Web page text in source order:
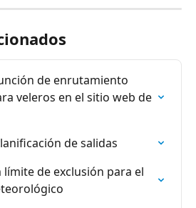
de enrutamiento
veleros en el sitio web de
de salidas
de exclusión para el